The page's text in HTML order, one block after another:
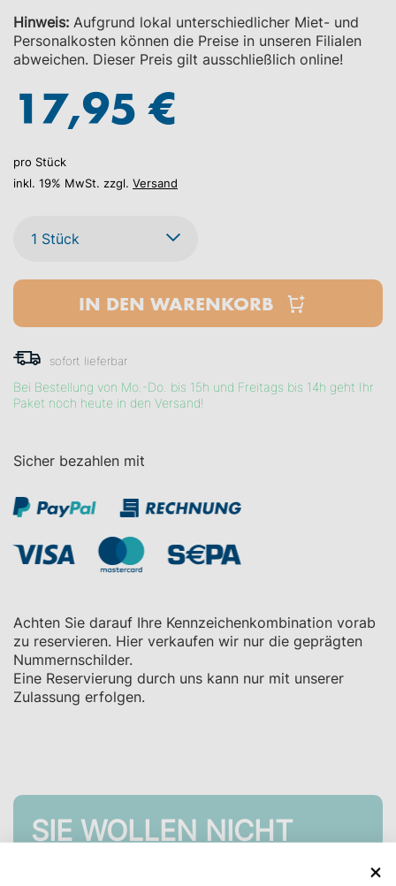
Hinweis: Aufgrund lokal unterschiedlicher Miet- und
Personalkosten können die Preise in unseren Filialen
abweichen. Dieser Preis gilt ausschließlich online!
17,95 €
pro Stück
inkl. 19% MwSt. zzgl. Versand
IN DEN WARENKORB
Bei Bestellung von Mo.-Do. bis 15h und Freitags bis 14h geht Ihr
Paket noch heute in den Versand!
sofort lieferbar
Sicher bezahlen mit
Achten Sie darauf Ihre Kennzeichenkombination vorab
zu reservieren. Hier verkaufen wir nur die geprägten
Nummernschilder.
Eine Reservierung durch uns kann nur mit unserer
Zulassung erfolgen.
SIE WOLLEN NICHT